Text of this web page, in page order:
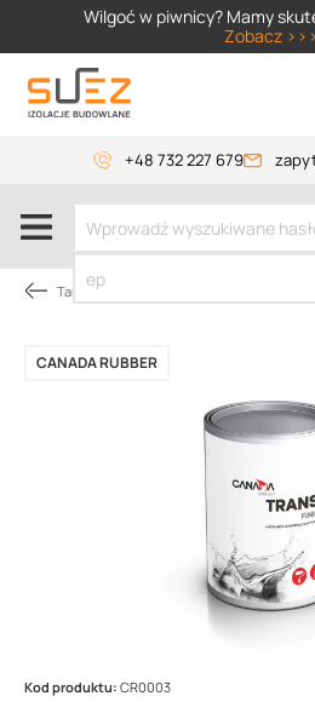
Wilgoć w piwnicy? Mamy
Zobacz >>>
+48 732 227 679
Tarasy i balkony z żywicy
CANADA RUBBER
Kod produktu: CR0003